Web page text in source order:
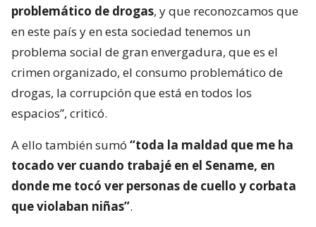
problemático de drogas, y que reconozcamos que
en este país y en esta sociedad tenemos un
problema social de gran envergadura, que es el
crimen organizado, el consumo problemático de
drogas, la corrupción que está en todos los
espacios”, criticó.
A ello también sumó “toda la maldad que me ha
tocado ver cuando trabajé en el Sename, en
donde me tocó ver personas de cuello y corbata
que violaban niñas”.